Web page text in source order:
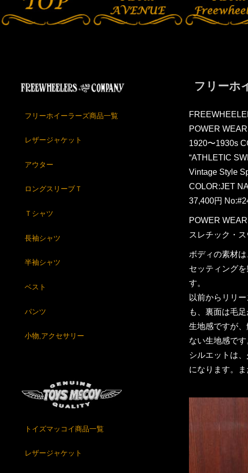
フリーホ
POWER WEAR
1920〜1930s
“ATHLETIC
Vintage Style
COLOR:JET
37,400円
POWER
スレチック・ス
ボディの素材
セッティング
す。
以前からリリ
も、裏面は毛
生地感ですが
ない生地感で
シルエットは
になります。
フリーホイーラーズ商品一覧
レザージャケット
アウター
ロングスリーブＴ
Ｔシャツ
長袖シャツ
半袖シャツ
ベスト
パンツ
小物,アクセサリー
トイズマッコイ商品一覧
レザージャケット